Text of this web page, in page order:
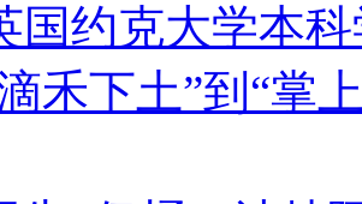
国约克大学本
禾下土”到“掌